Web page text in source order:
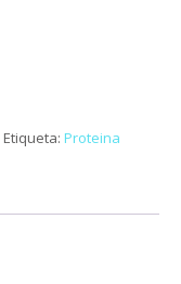
Etiqueta: Proteina